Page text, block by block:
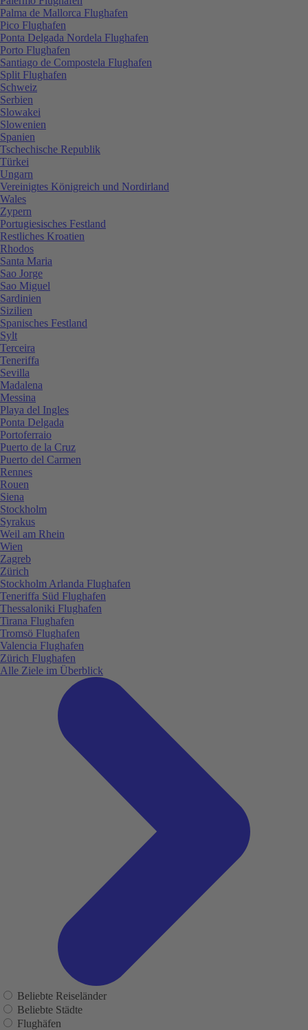
Palma de Mallorca Flughafen
Pico Flughafen
Ponta Delgada Nordela Flughafen
Porto Flughafen
Santiago de Compostela Flughafen
Split Flughafen
Schweiz
Serbien
Slowakei
Slowenien
Spanien
Tschechische Republik
Türkei
Ungarn
Vereinigtes Königreich und Nordirland
Wales
Zypern
Portugiesisches Festland
Restliches Kroatien
Rhodos
Santa Maria
Sao Jorge
Sao Miguel
Sardinien
Sizilien
Spanisches Festland
Sylt
Terceira
Teneriffa
Sevilla
Madalena
Messina
Playa del Ingles
Ponta Delgada
Portoferraio
Puerto de la Cruz
Puerto del Carmen
Rennes
Rouen
Siena
Stockholm
Syrakus
Weil am Rhein
Wien
Zagreb
Zürich
Stockholm Arlanda Flughafen
Teneriffa Süd Flughafen
Thessaloniki Flughafen
Tirana Flughafen
Tromsö Flughafen
Valencia Flughafen
Zürich Flughafen
Alle Ziele im Überblick
Beliebte Reiseländer
Beliebte Städte
Flughäfen